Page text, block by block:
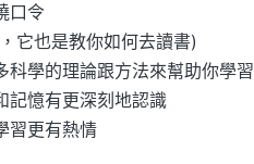
口令
它也是教你如何去讀書)
學的理論跟方法來幫助你學習
記憶有更深刻地認識
習更有熱情